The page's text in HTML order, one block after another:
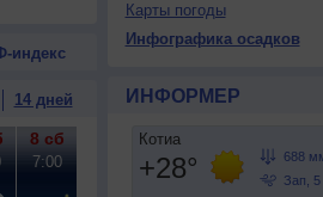
индекс
14 дней
8 сб
7:00
Карты погоды
Инфографика осадков
ИНФОРМЕР